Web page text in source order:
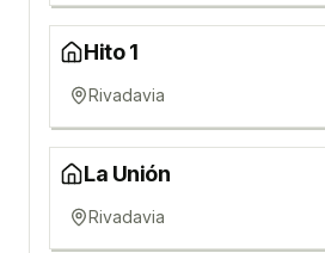
Hito 1
Rivadavia
La Unión
Rivadavia